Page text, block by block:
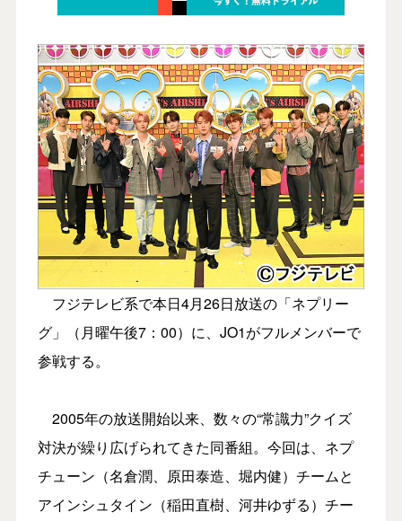
フジテレビ系で本日4月26日放送の「ネプリー
グ」（月曜午後7：00）に、JO1がフルメンバーで
参戦する。
2005年の放送開始以来、数々の“常識力”クイズ
対決が繰り広げられてきた同番組。今回は、ネプ
チューン（名倉潤、原田泰造、堀内健）チームと
アインシュタイン（稲田直樹、河井ゆずる）チー